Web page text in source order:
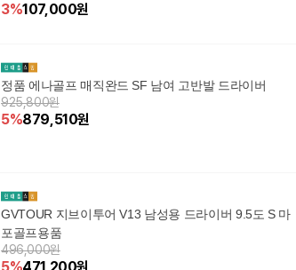
3%107,000원
정품 에나골프 매직완드 SF 남여 고반발 드라이버
925,800원
5%879,510원
GVTOUR 지브이투어 V13 남성용 드라이버 9.5도 S 마
포골프용품
496,000원